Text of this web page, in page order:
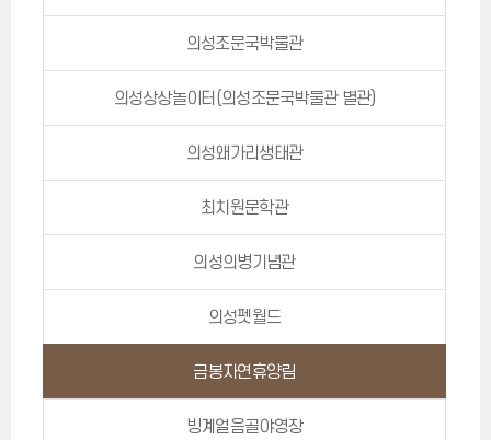
의성조문국박물관
의성상상놀이터(의성조문국박물관 별관)
의성왜가리생태관
최치원문학관
의성의병기념관
의성펫월드
금봉자연휴양림
빙계얼음골야영장